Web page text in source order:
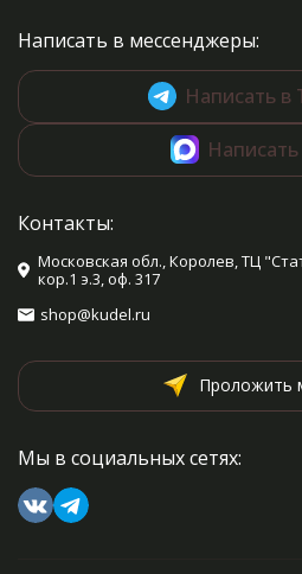
Написать в мессенджеры:
Написать в
Написать
Контакты:
Московская обл., Королев, ТЦ
кор.1 э.3, оф. 317
shop@kudel.ru
Проложить
Мы в социальных сетях: